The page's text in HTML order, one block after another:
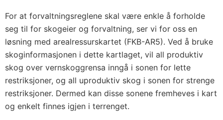
For at forvaltningsreglene skal være enkle å forholde
seg til for skogeier og forvaltning, ser vi for oss en
løsning med arealressurskartet (FKB-AR5). Ved å bruke
skoginformasjonen i dette kartlaget, vil all produktiv
skog over vernskoggrensa inngå i sonen for lette
restriksjoner, og all uproduktiv skog i sonen for strenge
restriksjoner. Dermed kan disse sonene fremheves i kart
og enkelt finnes igjen i terrenget.